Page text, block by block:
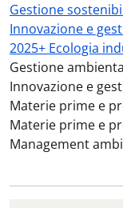
Gestione
Innovazione e
2025+ Ecologia
Gestione
Innovazione e
Materie prime e
Materie prime e
Management